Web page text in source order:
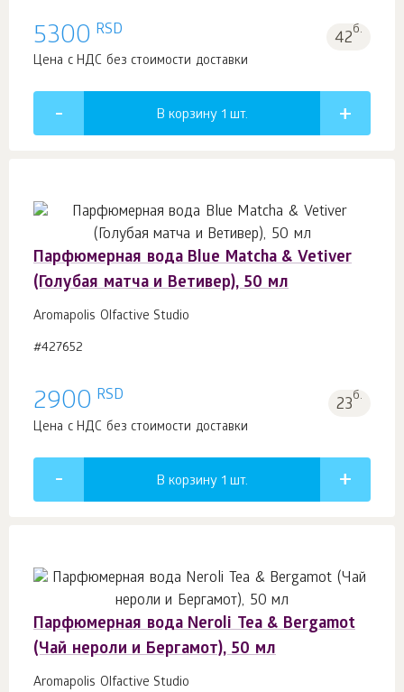
5300 RSD 42б.
Цена с НДС без стоимости доставки
В корзину 1 шт.
Парфюмерная вода Blue Matcha & Vetiver
(Голубая матча и Ветивер), 50 мл
Aromapolis Olfactive Studio
#427652
2900 RSD 23б.
Цена с НДС без стоимости доставки
В корзину 1 шт.
Парфюмерная вода Neroli Tea & Bergamot
(Чай нероли и Бергамот), 50 мл
Aromapolis Olfactive Studio